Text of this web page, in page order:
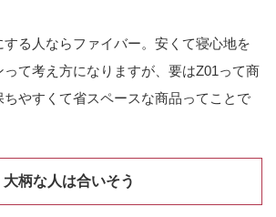
る人ならファイバー。安くて寝心地を
て考え方になりますが、要はZ01って商
やすくて省スペースな商品ってことで
柄な人は合いそう